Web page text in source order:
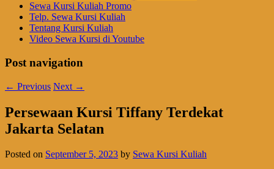
Sewa Kursi Kuliah Promo
Telp. Sewa Kursi Kuliah
Tentang Kursi Kuliah
Video Sewa Kursi di Youtube
Post navigation
← Previous Next →
Persewaan Kursi Tiffany Terdekat
Jakarta Selatan
Posted on September 5, 2023 by Sewa Kursi Kuliah